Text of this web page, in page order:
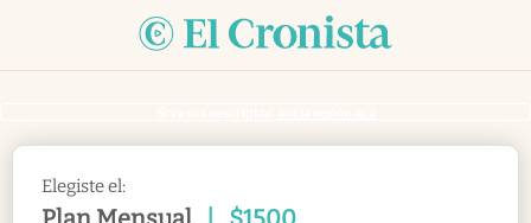
Elegiste el: